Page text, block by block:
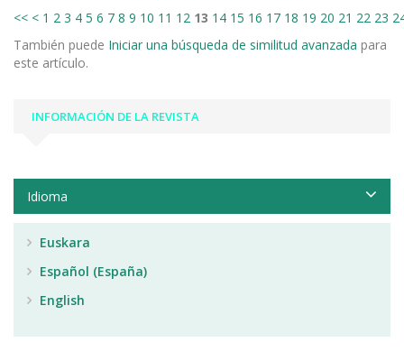
<< < 1 2 3 4 5 6 7 8 9 10 11 12 13 14 15 16 17 18 19 20 21 22 23
También puede Iniciar una búsqueda de similitud avanzada para
este artículo.
INFORMACIÓN DE LA REVISTA
Idioma
Euskara
Español (España)
English